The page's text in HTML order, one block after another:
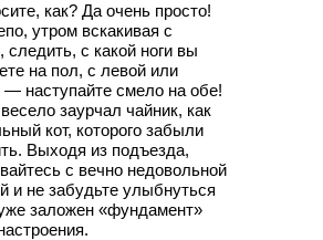
как? Да очень просто!
утром вскакивая с
следить, с какой ноги вы
на пол, с левой или
— наступайте смело на обе!
заурчал чайник, как
кот, которого забыли
Выходя из подъезда,
с вечно недовольной
и не забудьте улыбнуться
заложен «фундамент»